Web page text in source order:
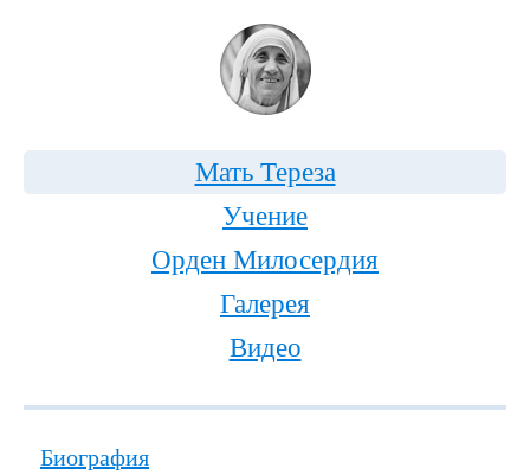
Мать Тереза
Учение
Орден Милосердия
Галерея
Видео
Биография